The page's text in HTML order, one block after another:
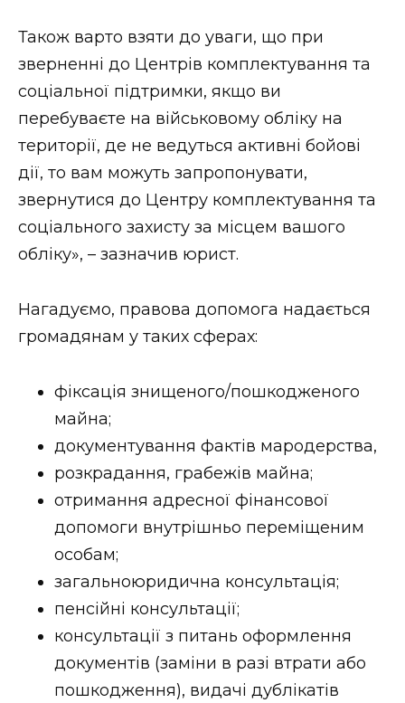
Також варто взяти до уваги, що при
зверненні до Центрів комплектування та
соціальної підтримки, якщо ви
перебуваєте на військовому обліку на
території, де не ведуться активні бойові
дії, то вам можуть запропонувати,
звернутися до Центру комплектування та
соціального захисту за місцем вашого
обліку», – зазначив юрист.
Нагадуємо, правова допомога надається
громадянам у таких сферах:
фіксація знищеного/пошкодженого
майна;
документування фактів мародерства,
розкрадання, грабежів майна;
отримання адресної фінансової
допомоги внутрішньо переміщеним
особам;
загальноюридична консультація;
пенсійні консультації;
консультації з питань оформлення
документів (заміни в разі втрати або
пошкодження), видачі дублікатів